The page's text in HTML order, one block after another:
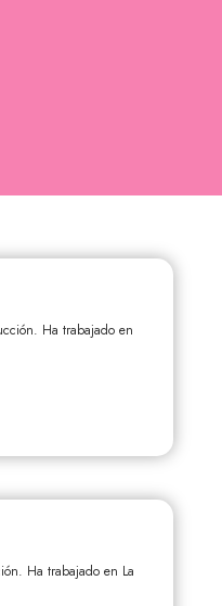
Ha trabajado en
Ha trabajado en La